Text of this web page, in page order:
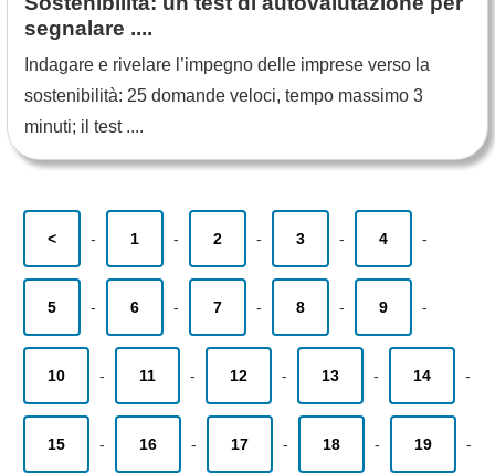
segnalare ....
Indagare e rivelare l’impegno delle imprese verso la
sostenibilità: 25 domande veloci, tempo massimo 3
minuti; il test ....
< - 1 - 2 - 3 - 4 -
5 - 6 - 7 - 8 - 9 -
10 - 11 - 12 - 13 - 14 -
15 - 16 - 17 - 18 - 19 -